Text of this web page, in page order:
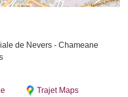
de Nevers - Chameane
Trajet Maps